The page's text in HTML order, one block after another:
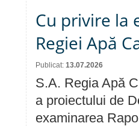
Cu privire la
Regiei Apă
Publicat: 13.07.2026
S.A. Regia Apă
a proiectului de
examinarea